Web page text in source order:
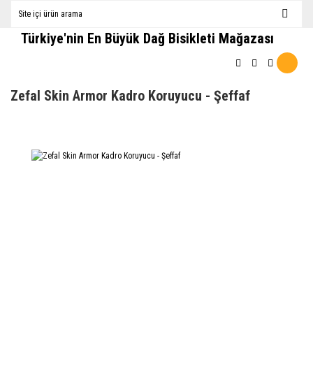
Türkiye'nin En Büyük Dağ Bisikleti Mağazası
Zefal Skin Armor Kadro Koruyucu - Şeffaf